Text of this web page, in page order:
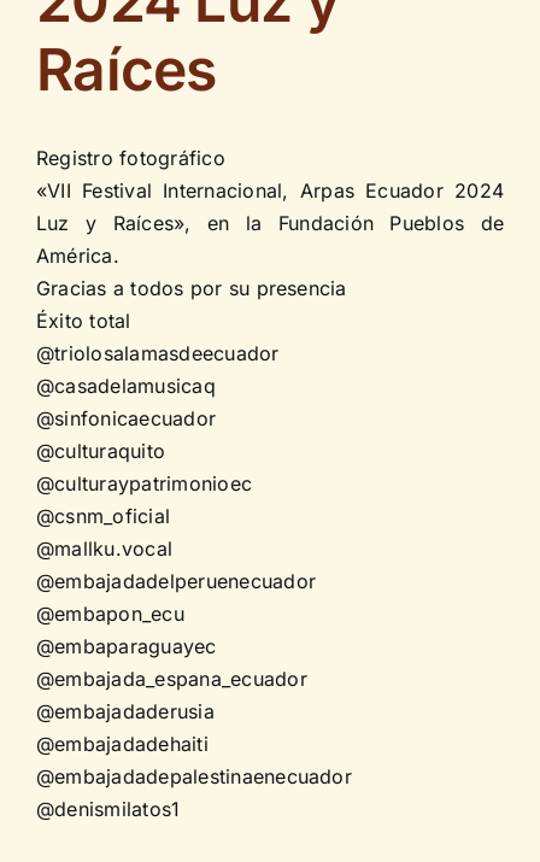
Raíces
Registro fotográfico
«VII Festival Internacional, Arpas Ecuador 2024
Luz y Raíces», en la Fundación Pueblos de
América.
Gracias a todos por su presencia
Éxito total
@triolosalamasdeecuador
@casadelamusicaq
@sinfonicaecuador
@culturaquito
@culturaypatrimonioec
@csnm_oficial
@mallku.vocal
@embajadadelperuenecuador
@embapon_ecu
@embaparaguayec
@embajada_espana_ecuador
@embajadaderusia
@embajadadehaiti
@embajadadepalestinaenecuador
@denismilatos1